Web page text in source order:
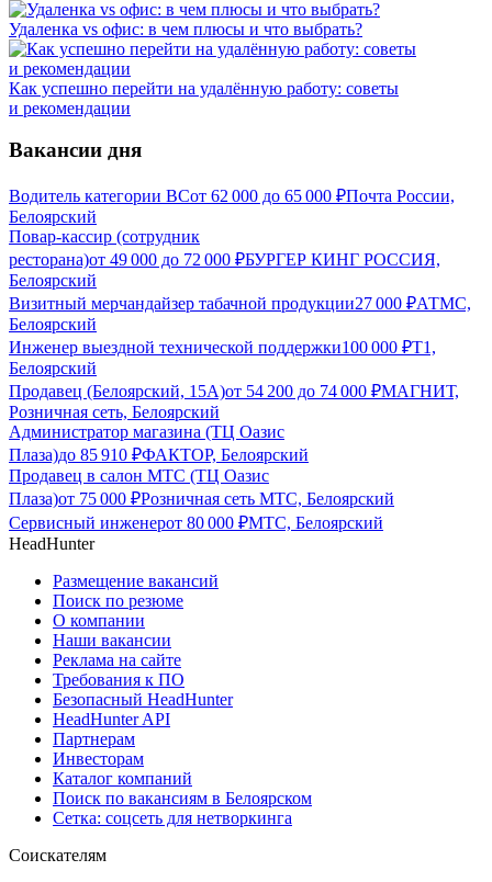
Удаленка vs офис: в чем плюсы и что выбрать?
Как успешно перейти на удалённую работу: советы
и рекомендации
Вакансии дня
Водитель категории ВСот 62 000 до 65 000 ₽Почта России,
Белоярский
Повар-кассир (сотрудник
ресторана)от 49 000 до 72 000 ₽БУРГЕР КИНГ РОССИЯ,
Белоярский
Визитный мерчандайзер табачной продукции27 000 ₽АТМС,
Белоярский
Инженер выездной технической поддержки100 000 ₽Т1,
Белоярский
Продавец (Белоярский, 15А)от 54 200 до 74 000 ₽МАГНИТ,
Розничная сеть, Белоярский
Администратор магазина (ТЦ Оазис
Плаза)до 85 910 ₽ФАКТОР, Белоярский
Продавец в салон МТС (ТЦ Оазис
Плаза)от 75 000 ₽Розничная сеть МТС, Белоярский
Сервисный инженерот 80 000 ₽МТС, Белоярский
HeadHunter
Размещение вакансий
Поиск по резюме
О компании
Наши вакансии
Реклама на сайте
Требования к ПО
Безопасный HeadHunter
HeadHunter API
Партнерам
Инвесторам
Каталог компаний
Поиск по вакансиям в Белоярском
Сетка: соцсеть для нетворкинга
Соискателям